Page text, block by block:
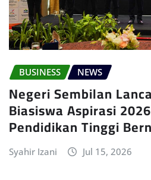
BUSINESS NEWS
Negeri Sembilan
Biasiswa Aspirasi
Pendidikan Tinggi
Syahir Izani Jul 15, 2026